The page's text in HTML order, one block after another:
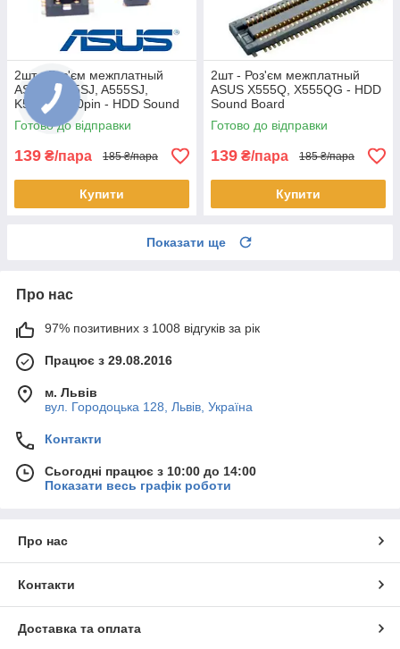
2шт - Роз'єм межплатный
ASUS X555SJ, A555SJ,
K555SJ - 40pin - HDD Sound
Board
Готово до відправки
139 ₴/пара 185 ₴/пара
Купити
2шт - Роз'єм межплатный
ASUS X555Q, X555QG - HDD
Sound Board
Готово до відправки
139 ₴/пара 185 ₴/пара
Купити
Показати ще
Про нас
97% позитивних з 1008 відгуків за рік
Працює з 29.08.2016
м. Львів
вул. Городоцька 128, Львів, Україна
Контакти
Сьогодні працює з 10:00 до 14:00
Показати весь графік роботи
Про нас
Контакти
Доставка та оплата